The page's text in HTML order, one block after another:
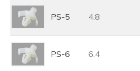
PS-5 4.8
PS-6 6.4